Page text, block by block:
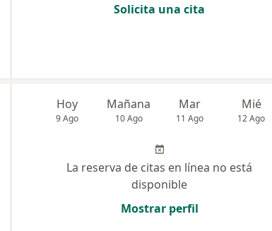
Solicita una cita
Hoy
9 Ago
Mañana
10 Ago
Mar
11 Ago
Mié
12 Ago
La reserva de citas en línea no está
disponible
Mostrar perfil